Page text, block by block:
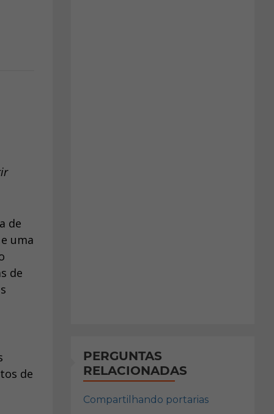
de
uma
de
de
PERGUNTAS
RELACIONADAS
Compartilhando portarias